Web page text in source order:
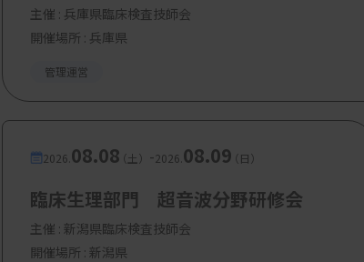
システム」
）
ア事業戦略本部）
主催 : 兵庫県臨床検査技師会
開催場所 : 兵庫県
管理運営
2026. 08.08（土） -2026. 08.09（日）
臨床生理部門 超音波分野研修会
主催 : 新潟県臨床検査技師会
開催場所 : 新潟県